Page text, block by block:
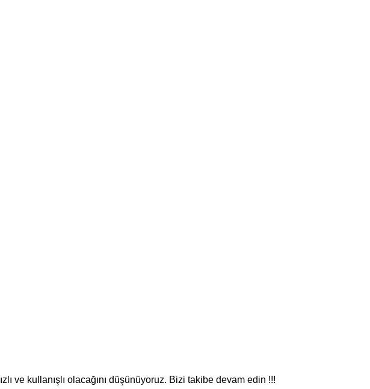
ve kullanışlı olacağını düşünüyoruz. Bizi takibe devam edin !!!